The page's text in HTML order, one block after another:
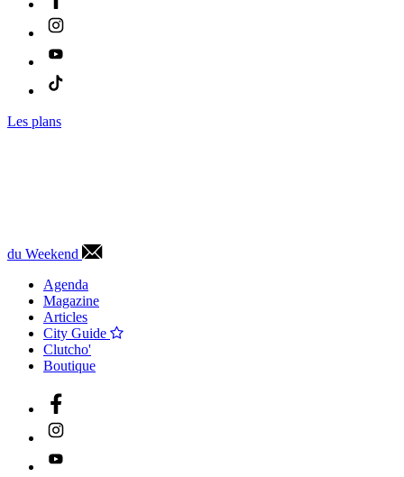
Les plans
du Weekend
Agenda
Magazine
Articles
City Guide
Clutcho'
Boutique